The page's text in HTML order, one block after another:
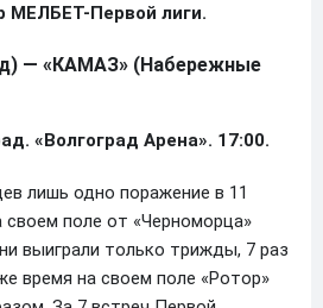
МЕЛБЕТ-Первой лиги.
— «КАМАЗ» (Набережные
«Волгоград Арена». 17:00.
лишь одно поражение в 11
своем поле от «Черноморца»
выиграли только трижды, 7 раз
время на своем поле «Ротор»